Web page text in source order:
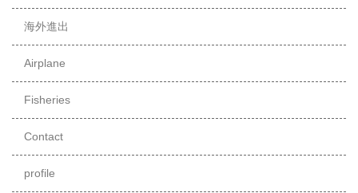
海外進出
Airplane
Fisheries
Contact
profile